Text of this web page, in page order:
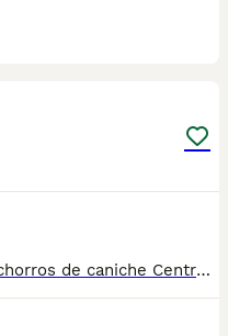
precio desde 1900 Preciosos cachorros de caniche Centro Canino zazacan es mucho más que un centro de cría , es una familia comprometida con el bienestar animal y la cría responsable, por ello todos nuestros bebés nacen y se crían en nuestras instalaciones , asegurando así un correcto desarrollo y una magnífica socialización, consiguiendo en cada ejemplar un carácter juguetón y extrovertido algo primordial para su adaptación como un miembro más en tu familia . Se entregan con sus correspondientes vacunas a la edad de cada cachorro, desparasitación, microchip implantado y carnet de primo vacunación. Garantía congénita y vírica por contrato. Nuestros cachorros son nacionales y criados en ambiente familiar. Nos avala la seriedad y profesionalidad. Estamos muy comprometidos con el bienestar animal, por ello cada cachorro recibe cuidados personalizados y supervisión constante, asegurando su bienestar y felicidad desde el primer día. Hacemos envíos a toda España con empresa de transporte privado, proporcionando un viaje confortable y ofreciendo las atenciones necesarias a nuestros bebés . Se puede ver sin compromiso con cita previa. Si quieres más información no dudes en contactar con nosotros Mostrar número de teléfono 622220217